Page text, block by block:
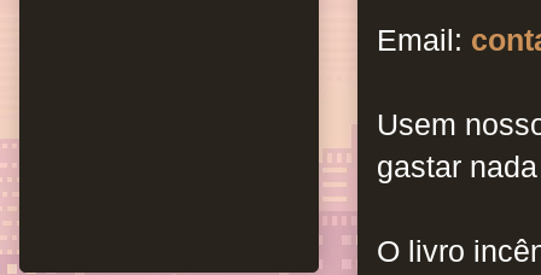
Email:
Usem
gastar
O livro